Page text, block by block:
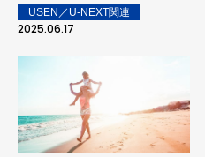
USEN／U-NEXT関連
2025.06.17